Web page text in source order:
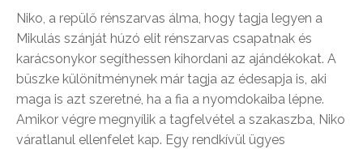
Niko, a repülő rénszarvas álma, hogy tagja legyen a
Mikulás szánját húzó elit rénszarvas csapatnak és
karácsonykor segíthessen kihordani az ajándékokat. A
büszke különítménynek már tagja az édesapja is, aki
maga is azt szeretné, ha a fia a nyomdokaiba lépne.
Amikor végre megnyílik a tagfelvétel a szakaszba, Niko
váratlanul ellenfelet kap. Egy rendkívül ügyes